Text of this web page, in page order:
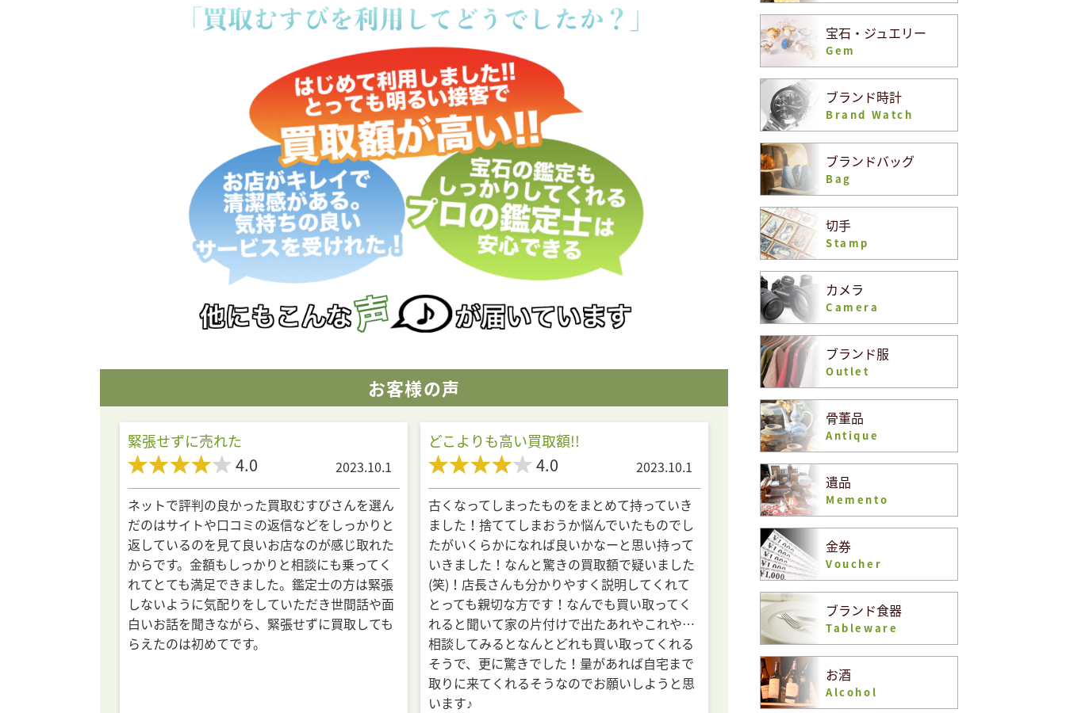
お客様の声
緊張せずに売れた
4.0
2023.10.1
ネットで評判の良かった買取むすびさんを選ん
だのはサイトや口コミの返信などをしっかりと
返しているのを見て良いお店なのが感じ取れた
からです。金額もしっかりと相談にも乗ってく
れてとても満足できました。鑑定士の方は緊張
しないように気配りをしていただき世間話や面
白いお話を聞きながら、緊張せずに買取しても
らえたのは初めてです。
どこよりも高い買取額!!
4.0
2023.10.1
古くなってしまったものをまとめて持っていき
ました！捨ててしまおうか悩んでいたものでし
たがいくらかになれば良いかなーと思い持って
いきました！なんと驚きの買取額で疑いました
(笑)！店長さんも分かりやすく説明してくれて
とっても親切な方です！なんでも買い取ってく
れると聞いて家の片付けで出たあれやこれや…
相談してみるとなんとどれも買い取ってくれる
そうで、更に驚きでした！量があれば自宅まで
取りに来てくれるそうなのでお願いしようと思
います♪
宝石・ジュエリー
Gem
ブランド時計
Brand Watch
ブランドバッグ
Bag
切手
Stamp
カメラ
Camera
ブランド服
Outlet
骨董品
Antique
遺品
Memento
金券
Voucher
ブランド食器
Tableware
お酒
Alcohol